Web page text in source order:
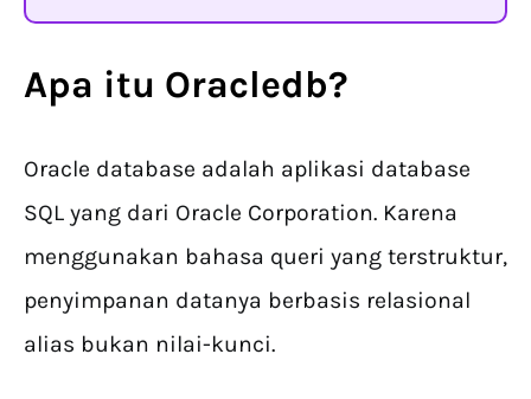
Apa itu Oracledb?
Oracle database adalah aplikasi database
SQL yang dari Oracle Corporation. Karena
menggunakan bahasa queri yang terstruktur,
penyimpanan datanya berbasis relasional
alias bukan nilai-kunci.